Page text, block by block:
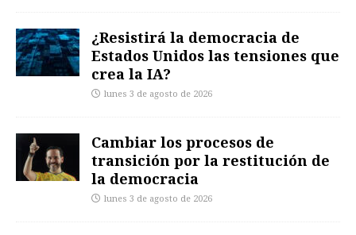
¿Resistirá la democracia de
Estados Unidos las tensiones que
crea la IA?
lunes 3 de agosto de 2026
Cambiar los procesos de
transición por la restitución de
la democracia
lunes 3 de agosto de 2026